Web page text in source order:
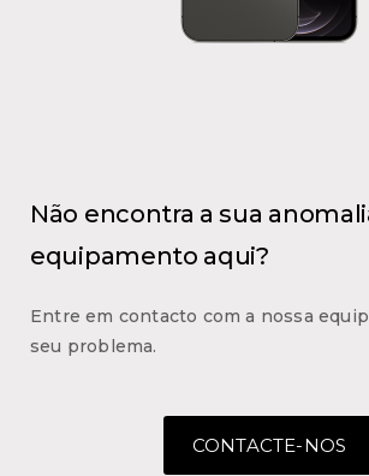
Não encontra a sua
equipamento aqui?
Entre em contacto com a nossa
seu problema.
CONTACTE-NOS